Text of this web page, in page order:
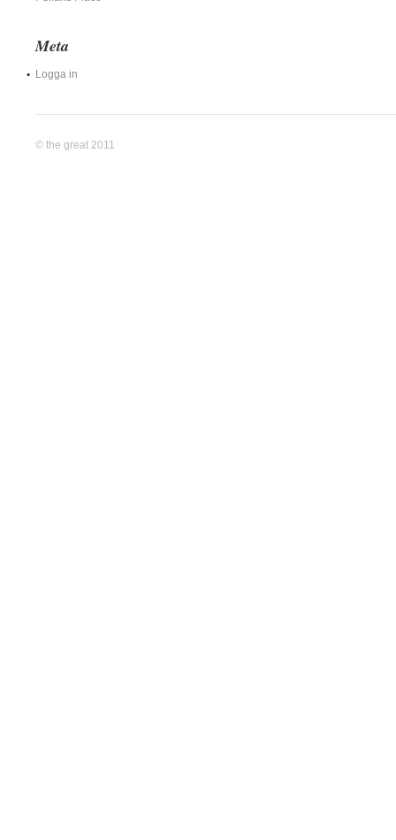
Meta
Logga in
© the great 2011